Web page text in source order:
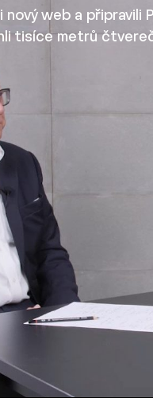
nový web a připravili
tisíce metrů